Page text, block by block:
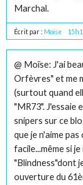
Marchal.
Écrit par : Moïse
@ Moïse: J'ai
Orfèvres" et me
(surtout quand
"MR73". J'essaie
snipers sur ce
que je n'aime
facile...même si
"Blindness"dont
ouverture du